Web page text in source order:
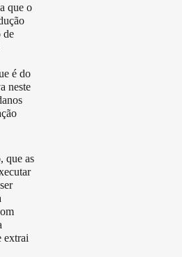
que o
de
é do
neste
que as
extrai